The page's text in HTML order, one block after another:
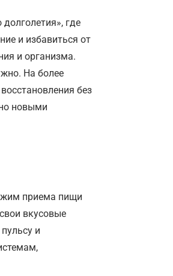
где
и избавиться от
и организма.
На более
без
новыми
приема пищи
вкусовые
и